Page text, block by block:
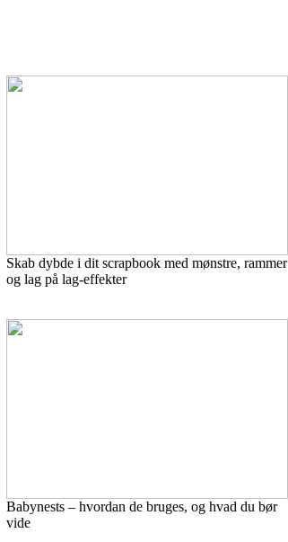
Skab dybde i dit scrapbook med mønstre, rammer
og lag på lag-effekter
Babynests – hvordan de bruges, og hvad du bør
vide